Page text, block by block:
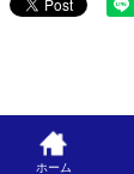
ホーム